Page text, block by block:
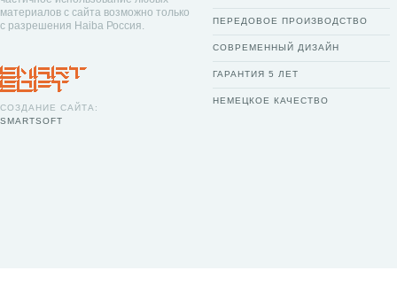
материалов с сайта возможно только
с разрешения Haiba Россия.
СОЗДАНИЕ САЙТА:
SMARTSOFT
ПЕРЕДОВОЕ ПРОИЗВОДСТВО
СОВРЕМЕННЫЙ ДИЗАЙН
ГАРАНТИЯ 5 ЛЕТ
НЕМЕЦКОЕ КАЧЕСТВО